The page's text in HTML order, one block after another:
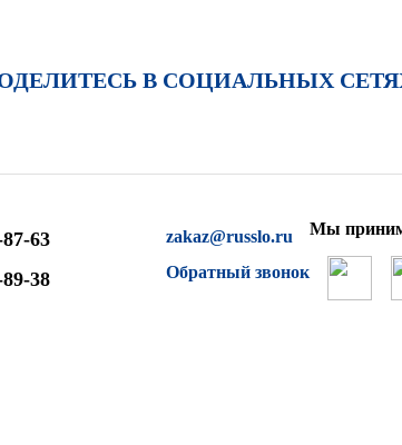
В СОЦИАЛЬНЫХ
63
38
zakaz@russlo.ru
Обратный звонок
Мы